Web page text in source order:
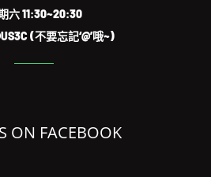
六 11:30~20:30
(不要忘記‘@’哦~)
ON FACEBOOK